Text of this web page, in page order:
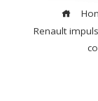
Renault